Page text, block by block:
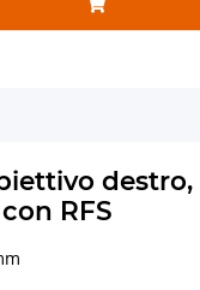
destro,
RFS